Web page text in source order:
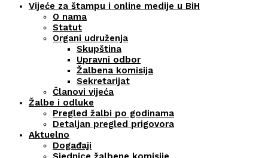
Vijeće za štampu i online medije u BiH
O nama
Statut
Organi udruženja
Skupština
Upravni odbor
Žalbena komisija
Sekretarijat
Članovi vijeća
Žalbe i odluke
Pregled žalbi po godinama
Detaljan pregled prigovora
Aktuelno
Događaji